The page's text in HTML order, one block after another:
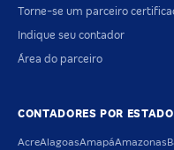
Torne-se um parceiro
Indique seu contador
Área do parceiro
CONTADORES POR ESTADO
AcreAlagoasAmapáAmazonas